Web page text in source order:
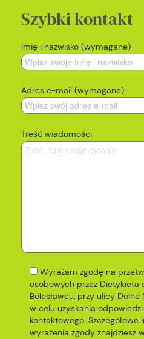
Szybki kontakt
Imię i nazwisko (wymagane)
Adres e-mail (wymagane)
Treść wiadomości
Wyrażam zgodę na
osobowych przez Dietykieta
Bolesławcu, przy ulicy Dolne
w celu uzyskania
kontaktowego.
wyrażenia zgody znajdziesz w